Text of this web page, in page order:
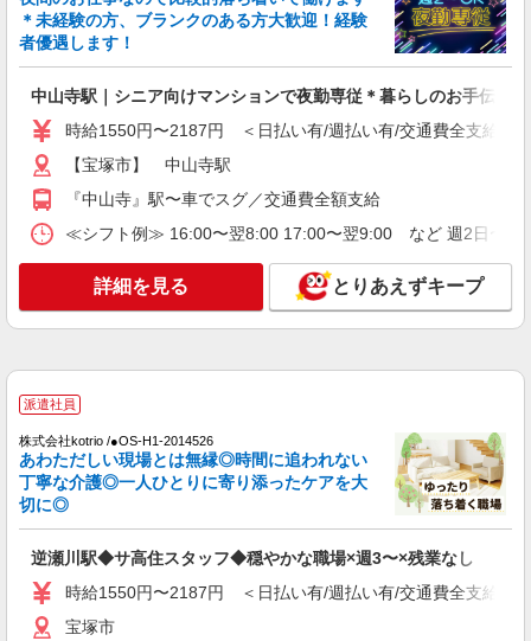
デイサービス／介護職／パート
時給1,181円〜1,244円 ※経験・能力・資格等
による 社会福祉士・介護福祉士 時給1,244円 その
間外勤務手当 〇土日祝勤務手当 〇無事故無違反表
彰金 〇年末年始勤務手当
パナソニック エイジフリーケアセンター宝塚
兵庫県宝塚市高司1-6-18 リバーウエスト宝塚1F
キープ
パート
エイジフリーハウス宝塚中山
サ高住小規模多機能／介護職／日勤のみ
時給1,231円〜1,346円 ※経験・能力・資格等
による
里町1番38号
パート
エイジフリーハウス宝塚中山
サービス付き高齢者向け住宅／介護職／遅出の
み
による 介護福祉士 時給1,346円 実務者研修 時給
＊未経験の方、ブランクのある方大歓迎！経験
者優遇します！
中山寺駅｜シニア向けマンションで夜勤専従＊暮らしのお手伝い
時給1550円〜2187円 ＜日払い有/週払い有/交通費全支給(ガ
【宝塚市】 中山寺駅
『中山寺』駅〜車でスグ／交通費全額支給
≪シフト例≫ 16:00〜翌8:00 17:00〜翌9:00 など 週2日〜
詳細を見る とりあえずキープ
派遣社員
株式会社kotrio /●OS-H1-2014526
あわただしい現場とは無縁◎時間に追われない
丁寧な介護◎一人ひとりに寄り添ったケアを大
切に◎
逆瀬川駅◆サ高住スタッフ◆穏やかな職場×週3〜×残業なし
時給1550円〜2187円 ＜日払い有/週払い有/交通費全支給(ガ
宝塚市